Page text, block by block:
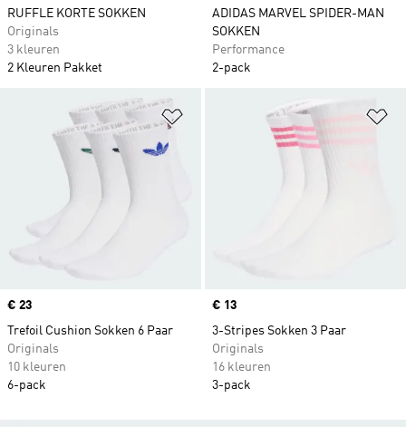
RUFFLE KORTE SOKKEN
Originals
3 kleuren
2 Kleuren Pakket
ADIDAS MARVEL SPIDER-MAN
SOKKEN
Performance
2-pack
Op verlanglijst zetten
Price
€ 23
Trefoil Cushion Sokken 6 Paar
Originals
10 kleuren
6-pack
Price
€ 13
3-Stripes Sokken 3 Paar
Originals
16 kleuren
3-pack